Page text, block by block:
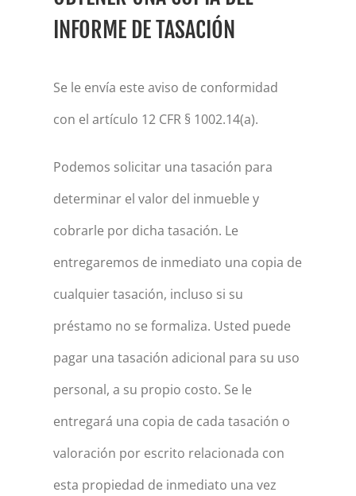
INFORME DE TASACIÓN
Se le envía este aviso de conformidad
con el artículo 12 CFR § 1002.14(a).
Podemos solicitar una tasación para
determinar el valor del inmueble y
cobrarle por dicha tasación. Le
entregaremos de inmediato una copia de
cualquier tasación, incluso si su
préstamo no se formaliza. Usted puede
pagar una tasación adicional para su uso
personal, a su propio costo. Se le
entregará una copia de cada tasación o
valoración por escrito relacionada con
esta propiedad de inmediato una vez